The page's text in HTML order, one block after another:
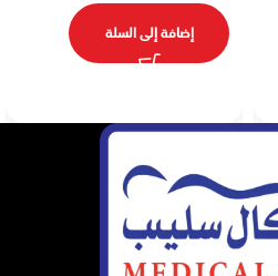
إضافة إلى السلة